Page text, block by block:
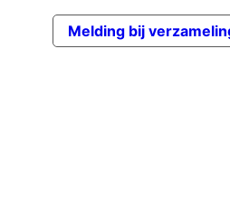
Melding bij